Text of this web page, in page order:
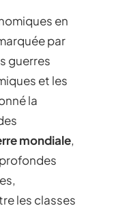
en
par
guerres
et les
la
mondiale,
les classes